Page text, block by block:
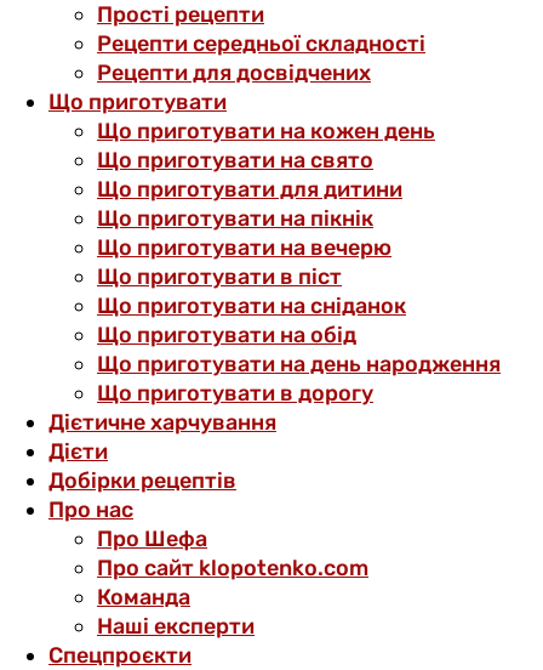
Прості рецепти
Рецепти середньої складності
Рецепти для досвідчених
Що приготувати
Що приготувати на кожен день
Що приготувати на свято
Що приготувати для дитини
Що приготувати на пікнік
Що приготувати на вечерю
Що приготувати в піст
Що приготувати на сніданок
Що приготувати на обід
Що приготувати на день народження
Що приготувати в дорогу
Дієтичне харчування
Дієти
Добірки рецептів
Про нас
Про Шефа
Про сайт klopotenko.com
Команда
Наші експерти
Спецпроєкти